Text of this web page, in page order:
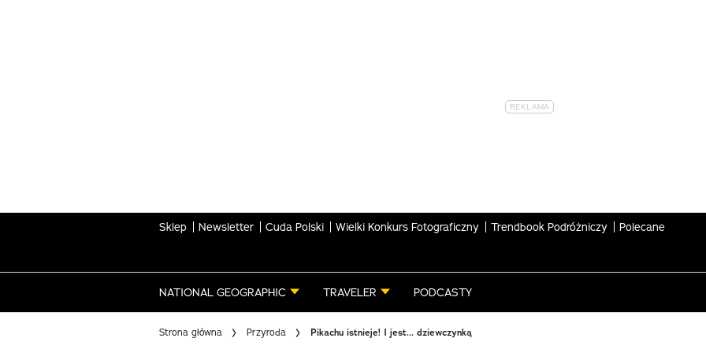
Sklep Newsletter Cuda Polski Wielki Konkurs Fotograficzny Trendbook Podróżniczy Polecane
NATIONAL GEOGRAPHIC TRAVELER PODCASTY
Strona główna Przyroda Pikachu istnieje! I jest... dziewczynką